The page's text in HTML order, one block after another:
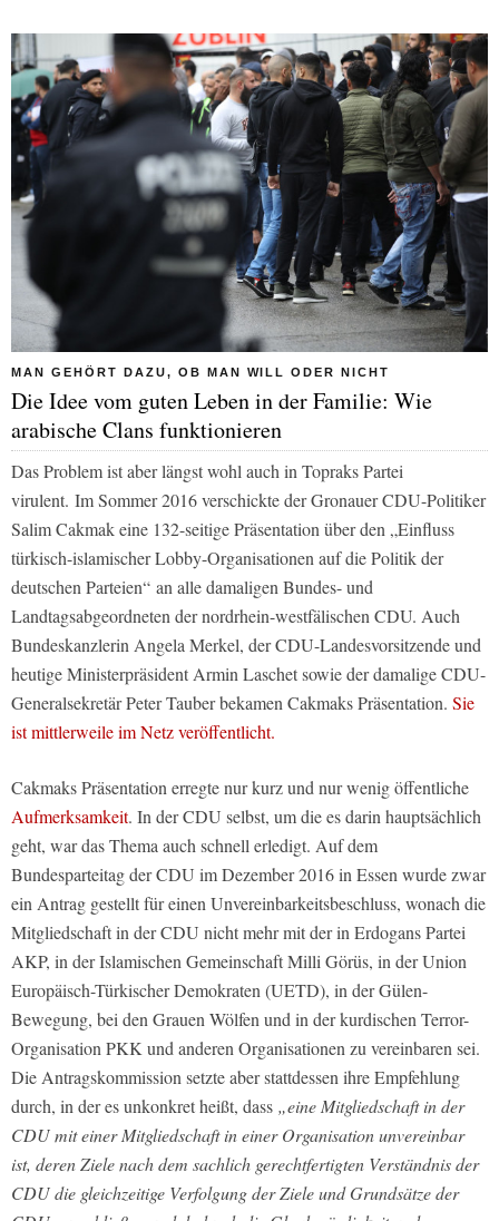
MAN GEHÖRT DAZU, OB MAN WILL ODER NICHT
Die Idee vom guten Leben in der Familie: Wie
arabische Clans funktionieren
Das Problem ist aber längst wohl auch in Topraks Partei
virulent. Im Sommer 2016 verschickte der Gronauer CDU-Politiker
Salim Cakmak eine 132-seitige Präsentation über den „Einfluss
türkisch-islamischer Lobby-Organisationen auf die Politik der
deutschen Parteien“ an alle damaligen Bundes- und
Landtagsabgeordneten der nordrhein-westfälischen CDU. Auch
Bundeskanzlerin Angela Merkel, der CDU-Landesvorsitzende und
heutige Ministerpräsident Armin Laschet sowie der damalige CDU-
Generalsekretär Peter Tauber bekamen Cakmaks Präsentation. Sie
ist mittlerweile im Netz veröffentlicht.
Cakmaks Präsentation erregte nur kurz und nur wenig öffentliche
Aufmerksamkeit. In der CDU selbst, um die es darin hauptsächlich
geht, war das Thema auch schnell erledigt. Auf dem
Bundesparteitag der CDU im Dezember 2016 in Essen wurde zwar
ein Antrag gestellt für einen Unvereinbarkeitsbeschluss, wonach die
Mitgliedschaft in der CDU nicht mehr mit der in Erdogans Partei
AKP, in der Islamischen Gemeinschaft Milli Görüs, in der Union
Europäisch-Türkischer Demokraten (UETD), in der Gülen-
Bewegung, bei den Grauen Wölfen und in der kurdischen Terror-
Organisation PKK und anderen Organisationen zu vereinbaren sei.
Die Antragskommission setzte aber stattdessen ihre Empfehlung
durch, in der es unkonkret heißt, dass „eine Mitgliedschaft in der
CDU mit einer Mitgliedschaft in einer Organisation unvereinbar
ist, deren Ziele nach dem sachlich gerechtfertigten Verständnis der
CDU die gleichzeitige Verfolgung der Ziele und Grundsätze der